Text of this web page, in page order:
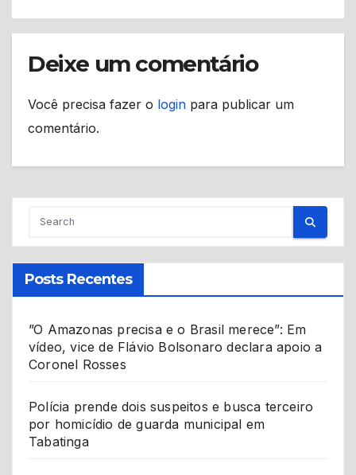
Deixe um comentário
Você precisa fazer o login para publicar um
comentário.
Posts Recentes
”O Amazonas precisa e o Brasil merece”: Em
vídeo, vice de Flávio Bolsonaro declara apoio a
Coronel Rosses
Polícia prende dois suspeitos e busca terceiro
por homicídio de guarda municipal em
Tabatinga